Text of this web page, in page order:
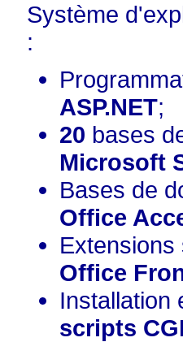
Système
:
ASP.NET;
20 bases
Microsoft
Bases de
Office
Office
Installation
scripts